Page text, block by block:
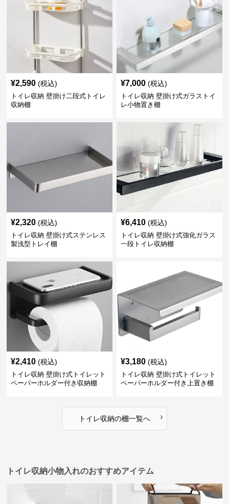
¥2,590 (税込)
トイレ収納 壁掛け二段式トイレ
収納棚
¥7,000 (税込)
トイレ収納 壁掛け式ガラストイ
レ小物置き棚
¥2,320 (税込)
トイレ収納 壁掛け式ステンレス
製浅型トレイ棚
¥6,410 (税込)
トイレ収納 壁掛け式強化ガラス
一段トイレ収納棚
¥2,410 (税込)
トイレ収納 壁掛け式トイレット
ペーパーホルダー付き収納棚
¥3,180 (税込)
トイレ収納 壁掛け式トイレット
ペーパーホルダー付き上置き棚
トイレ収納の棚一覧へ ›
トイレ収納小物入れのおすすめアイテム